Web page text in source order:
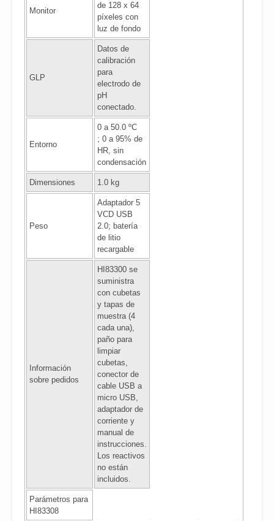
Monitor
de 128 x 64
píxeles con
luz de fondo
GLP
Datos de
calibración
para
electrodo de
pH
conectado.
Entorno
0 a 50.0 ºC
; 0 a 95% de
HR, sin
condensación
Dimensiones 1.0 kg
Peso
Adaptador 5
VCD USB
2.0; batería
de litio
recargable
Información
sobre pedidos
HI83300 se
suministra
con cubetas
y tapas de
muestra (4
cada una),
paño para
limpiar
cubetas,
conector de
cable USB a
micro USB,
adaptador de
corriente y
manual de
instrucciones.
Los reactivos
no están
incluidos.
Parámetros para
HI83308